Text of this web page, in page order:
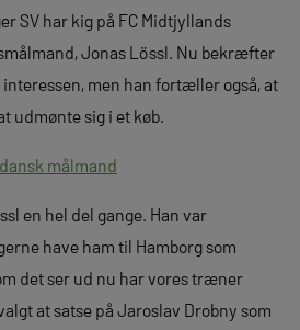
SV har kig på FC Midtjyllands
Jonas Lössl. Nu bekræfter
men han fortæller også, at
udmønte sig i et køb.
målmand
en hel del gange. Han var
have ham til Hamborg som
det ser ud nu har vores træner
at satse på Jaroslav Drobny som